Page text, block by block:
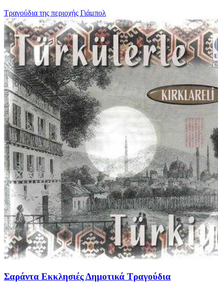
Τραγούδια της περιοχής Γιάμπολ
Σαράντα Εκκλησιές Δημοτικά Τραγούδια